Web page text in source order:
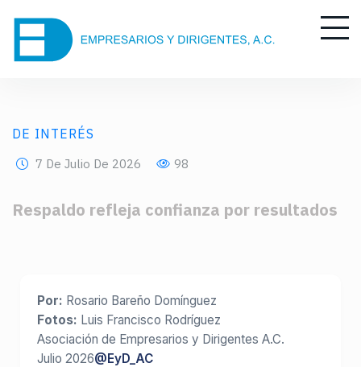
DE INTERÉS
7 De Julio De 2026 98
Respaldo refleja confianza por resultados
Por: Rosario Bareño Domínguez
Fotos: Luis Francisco Rodríguez
Asociación de Empresarios y Dirigentes A.C.
Julio 2026@EyD_AC